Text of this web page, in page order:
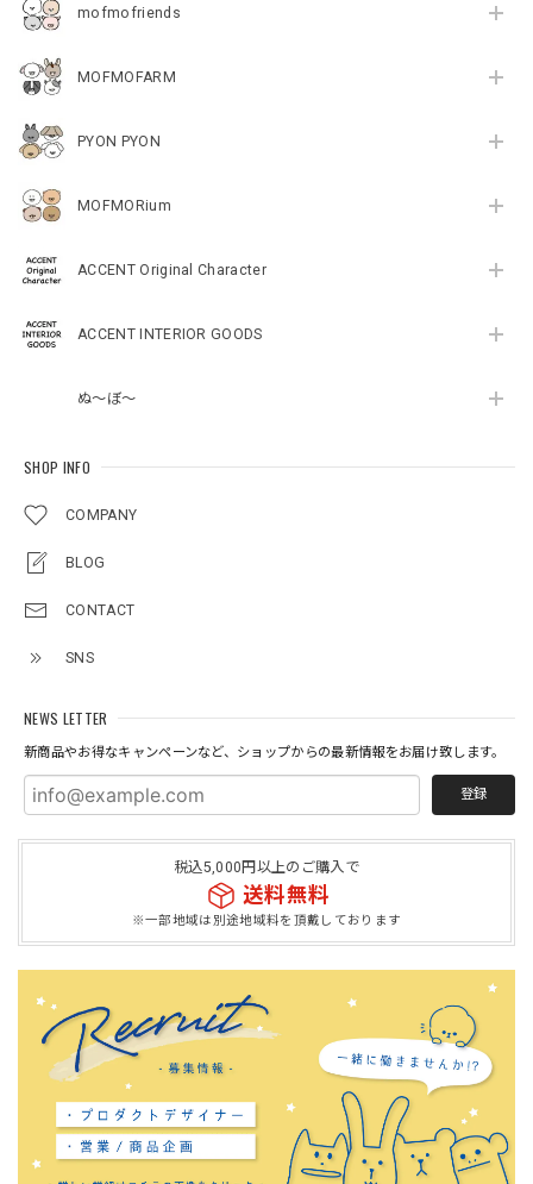
mofmofriends
MOFMOFARM
PYON PYON
MOFMORium
ACCENT Original Character
ACCENT INTERIOR GOODS
ぬ～ぼ～
SHOP INFO
COMPANY
BLOG
CONTACT
SNS
NEWS LETTER
新商品やお得なキャンペーンなど、ショップからの最新情報をお届け致します。
登録
税込5,000円以上のご購入で
送料無料
※一部地域は別途地域料を頂戴しております